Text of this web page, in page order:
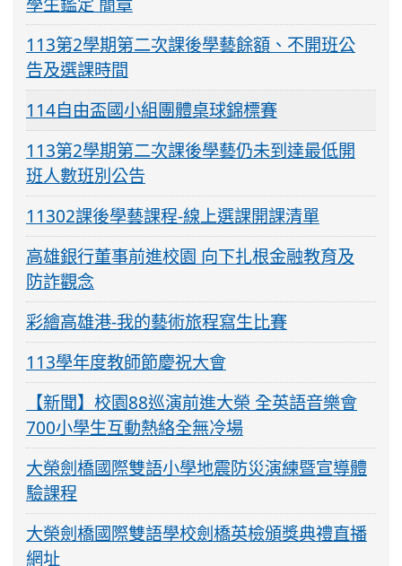
113第2學期第二次課後學藝餘額、不開班公
告及選課時間
114自由盃國小組團體桌球錦標賽
113第2學期第二次課後學藝仍未到達最低開
班人數班別公告
11302課後學藝課程-線上選課開課清單
高雄銀行董事前進校園 向下扎根金融教育及
防詐觀念
彩繪高雄港-我的藝術旅程寫生比賽
113學年度教師節慶祝大會
【新聞】校園88巡演前進大榮 全英語音樂會
700小學生互動熱絡全無冷場
大榮劍橋國際雙語小學地震防災演練暨宣導體
驗課程
大榮劍橋國際雙語學校劍橋英檢頒獎典禮直播
網址